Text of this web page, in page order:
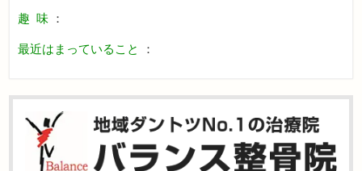
趣 味 ：
最近はまっていること ：